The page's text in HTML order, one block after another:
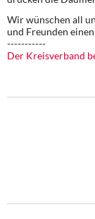
Wir wünschen all
und Freunden
-----------
Der Kreisverband